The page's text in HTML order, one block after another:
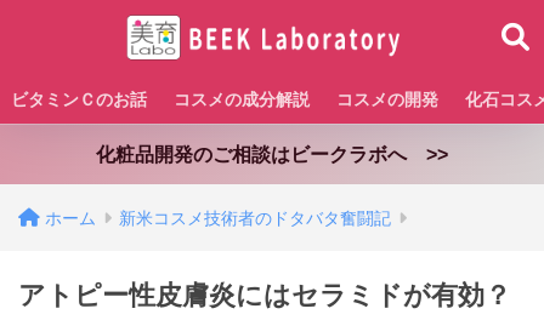
ビタミンＣのお話 コスメの成分解説 コスメの開発 化石コス
化粧品開発のご相談はビークラボへ >>
ホーム 新米コスメ技術者のドタバタ奮闘記
アトピー性皮膚炎にはセラミドが有効？